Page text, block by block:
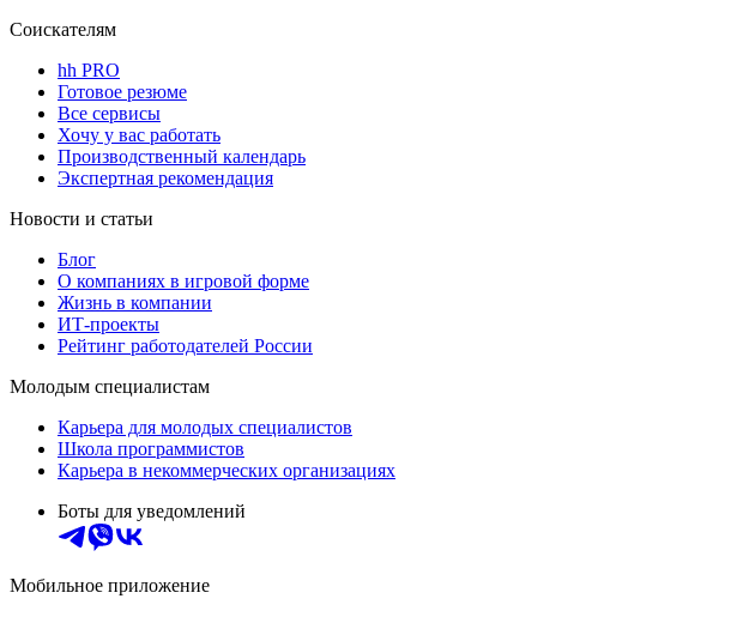
Соискателям
hh PRO
Готовое резюме
Все сервисы
Хочу у вас работать
Производственный календарь
Экспертная рекомендация
Новости и статьи
Блог
О компаниях в игровой форме
Жизнь в компании
ИТ-проекты
Рейтинг работодателей России
Молодым специалистам
Карьера для молодых специалистов
Школа программистов
Карьера в некоммерческих организациях
Боты для уведомлений
Мобильное приложение